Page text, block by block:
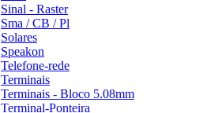
Sinal - Raster
Sma / CB / Pl
Solares
Speakon
Telefone-rede
Terminais
Terminais - Bloco 5.08mm
Terminal-Ponteira